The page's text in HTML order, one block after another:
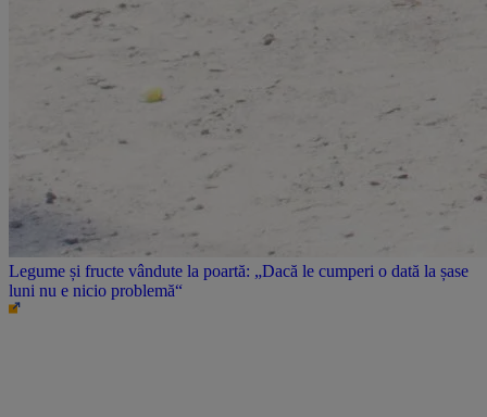
Legume și fructe vândute la poartă: „Dacă le cumperi o dată la șase
luni nu e nicio problemă“